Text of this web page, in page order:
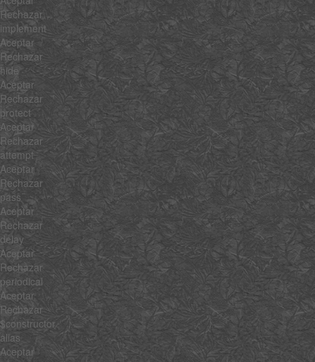
Rechazar
implement
Aceptar
Rechazar
hide
Aceptar
Rechazar
protect
Aceptar
Rechazar
attempt
Aceptar
Rechazar
pass
Aceptar
Rechazar
delay
Aceptar
Rechazar
periodical
Aceptar
Rechazar
$constructor
alias
Aceptar